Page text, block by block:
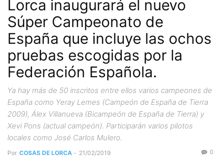
Lorca inaugurará el nuevo
Súper Campeonato de
España que incluye las ochos
pruebas escogidas por la
Federación Española.
Ya hay más de 50 inscritos entre ellos varios campeones de
España como Yeray Lemes (Campeón de España de Tierra
2009), Álex Villanueva (Bicampeón de España de Tierra) y
Xevi Pons (actual campeón). Participarán varios pilotos
locales como José Carlos Mulero.
Por COSAS DE LORCA - 21/02/2019 0